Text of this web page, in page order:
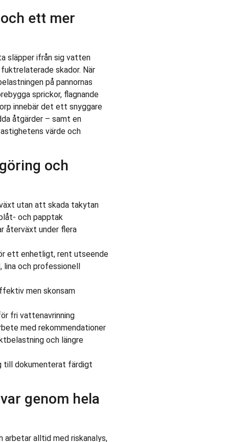
ett mer
släpper ifrån sig vatten
skador. När
på pannornas
sprickor, flagnande
innebär det ett snyggare
åtgärder – samt en
värde och
och
utan att skada takytan
och papptak
återväxt under flera
ett enhetligt, rent utseende
lina och professionell
men skonsam
fri vattenavrinning
med rekommendationer
och längre
till dokumenterat färdigt
genom hela
arbetar alltid med riskanalys,